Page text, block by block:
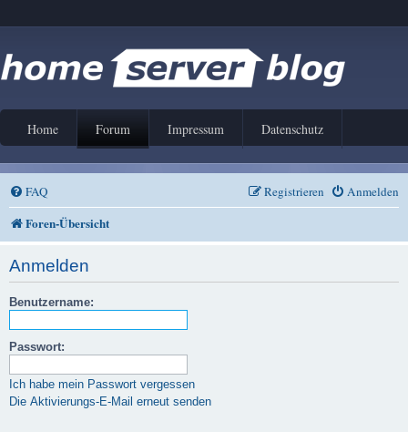
Home Forum Impressum Datenschutz
FAQ Anmelden
Registrieren
Foren-Übersicht
Anmelden
Benutzername:
Passwort:
Ich habe mein Passwort vergessen
Die Aktivierungs-E-Mail erneut senden